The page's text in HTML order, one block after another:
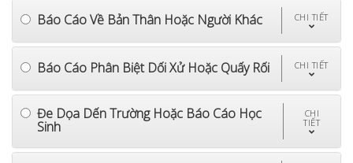
Báo Cáo Về Bản Thân Hoặc Người Khác CHI TIẾT
Báo Cáo Phân Biệt Dối Xử Hoặc Quấy Rối CHI TIẾT
Đe Dọa Dến Trường Hoặc Báo Cáo Học
Sinh
CHI
TIẾT